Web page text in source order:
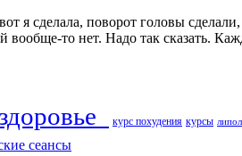
я сделала, поворот головы
то нет. Надо так сказать.
курс похудения курсы
сеансы